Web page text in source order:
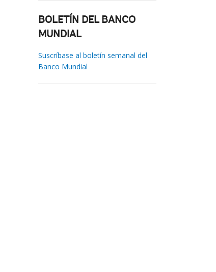
BOLETÍN DEL BANCO
MUNDIAL
Suscríbase al boletín semanal del
Banco Mundial